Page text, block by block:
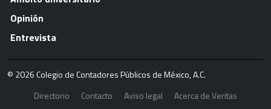
Opinión
Entrevista
© 2026 Colegio de Contadores Públicos de México, A.C.
Directorio
Contacto Aviso legal Acerca de Veritas